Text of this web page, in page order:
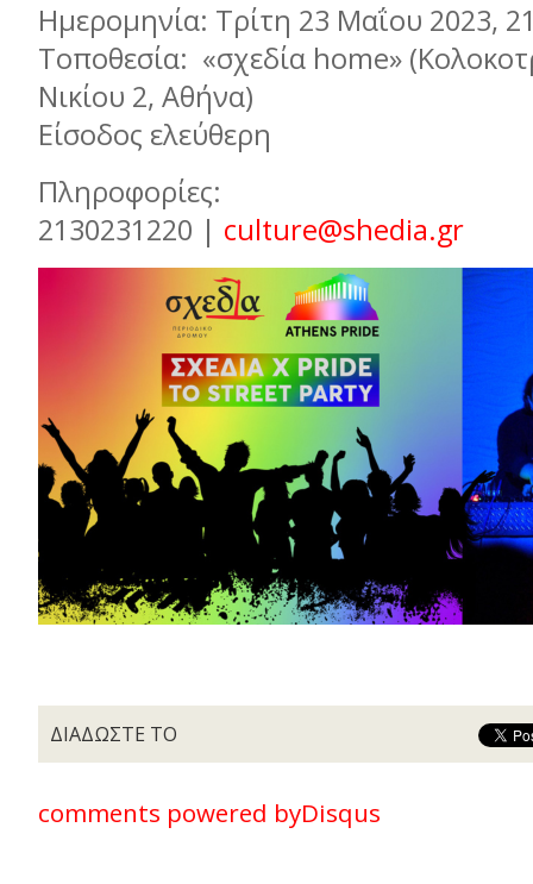
Ημερομηνία: Τρίτη 23 Μαΐου 2023,
Τοποθεσία: «σχεδία home»
Νικίου 2, Αθήνα)
Είσοδος ελεύθερη
Πληροφορίες:
2130231220 | culture@shedia.gr
ΔΙΑΔΩΣΤΕ ΤΟ
comments powered byDisqus